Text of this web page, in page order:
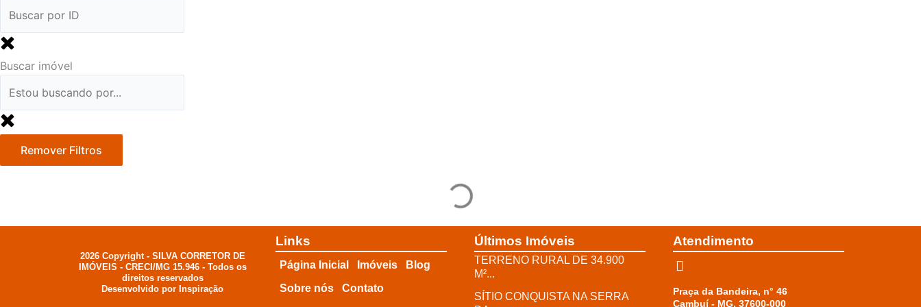
Buscar imóvel
Remover Filtros
2026 Copyright - SILVA CORRETOR DE
IMÓVEIS - CRECI/MG 15.946 - Todos os
direitos reservados
Desenvolvido por Inspiração
Links
Página Inicial Imóveis
Blog
Sobre nós
Contato
Últimos Imóveis
TERRENO RURAL DE 34.900
M²...
SÍTIO CONQUISTA NA SERRA
Atendimento
Praça da Bandeira, n° 46
Cambuí - MG, 37600-000